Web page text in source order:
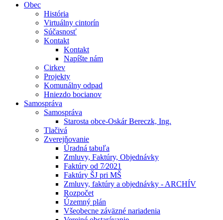
Obec
História
Virtuálny cintorín
Súčasnosť
Kontakt
Kontakt
Napíšte nám
Cirkev
Projekty
Komunálny odpad
Hniezdo bocianov
Samospráva
Samospráva
Starosta obce-Oskár Bereczk, Ing.
Tlačivá
Zverejňovanie
Úradná tabuľa
Zmluvy, Faktúry, Objednávky
Faktúry od 7⁄2021
Faktúry ŠJ pri MŠ
Zmluvy, faktúry a objednávky - ARCHÍV
Rozpočet
Územný plán
Všeobecne záväzné nariadenia